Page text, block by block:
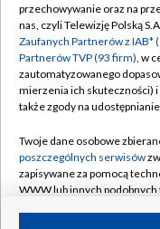
Abonament TVP
Emisja w TVP
Centrum informacji
Naziemna
Rada Programowa
System NOS
Informacje o
przechowywanie oraz na
nas, czyli Telewizję Polską
Zaufanych Partnerów z IAB*
Partnerów TVP (93 firm), w
zautomatyzowanego
mierzenia ich skuteczności)
także zgody na
Twoje dane osobowe
poszczególnych serwisów
zapisywane za pomocą
WWW lub innych